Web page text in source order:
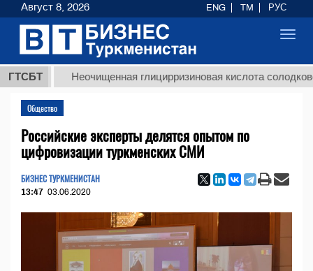
ГТСБТНеочищенная глицирризиновая кислота солодкового
Общество
Российские эксперты делятся опытом по
цифровизации туркменских СМИ
БИЗНЕС ТУРКМЕНИСТАН
13:47 03.06.2020
Август 8, 2026 ENG TM РУС